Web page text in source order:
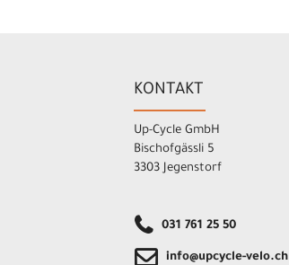
KONTAKT
Up-Cycle GmbH
Bischofgässli 5
3303 Jegenstorf
031 761 25 50
info@upcycle-velo.ch